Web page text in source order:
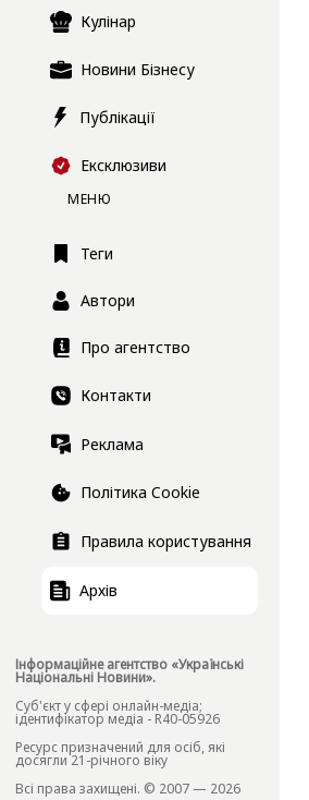
Кулінар
Новини Бізнесу
Публікації
Ексклюзиви
МЕНЮ
Теги
Автори
Про агентство
Контакти
Реклама
Політика Cookie
Правила користування
Архів
Інформаційне агентство «Українські
Національні Новини».
Cуб'єкт у сфері онлайн-медіа;
ідентифікатор медіа - R40-05926
Ресурс призначений для осіб, які
досягли 21-річного віку
Всі права захищені. © 2007 — 2026